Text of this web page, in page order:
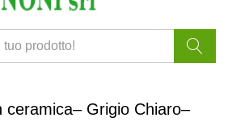
ceramica– Grigio Chiaro–